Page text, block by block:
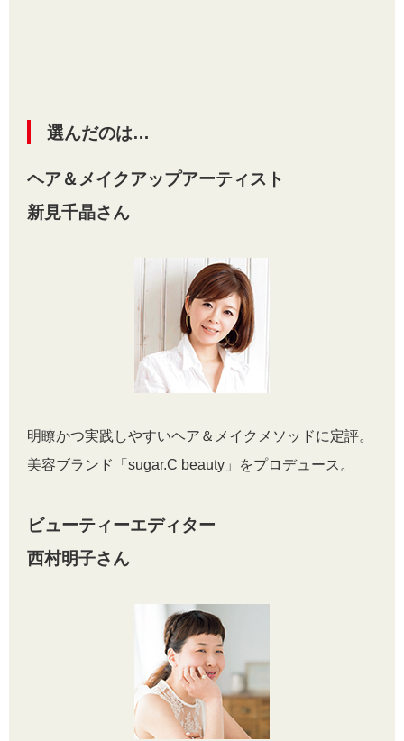
選んだのは…
ヘア＆メイクアップアーティスト
新見千晶さん
明瞭かつ実践しやすいヘア＆メイクメソッドに定評。
美容ブランド「sugar.C beauty」をプロデュース。
ビューティーエディター
西村明子さん